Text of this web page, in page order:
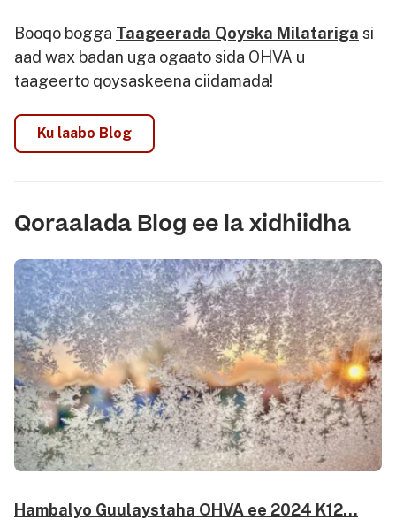
Booqo bogga Taageerada Qoyska Milatariga si
aad wax badan uga ogaato sida OHVA u
taageerto qoysaskeena ciidamada!
Ku laabo Blog
Qoraalada Blog ee la xidhiidha
Hambalyo Guulaystaha OHVA ee 2024 K12...